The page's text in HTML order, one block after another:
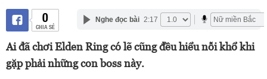
0
CHIA SẺ
Nghe đọc bài 2:17
Ai đã chơi Elden Ring có lẽ cũng đều hiểu nỗi khổ khi
gặp phải những con boss này.